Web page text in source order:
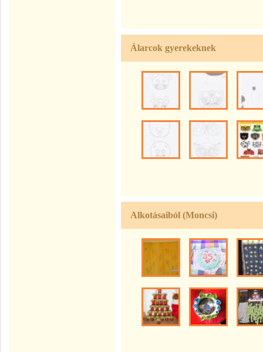
Álarcok gyerekeknek
Alkotásaiból (Moncsi)